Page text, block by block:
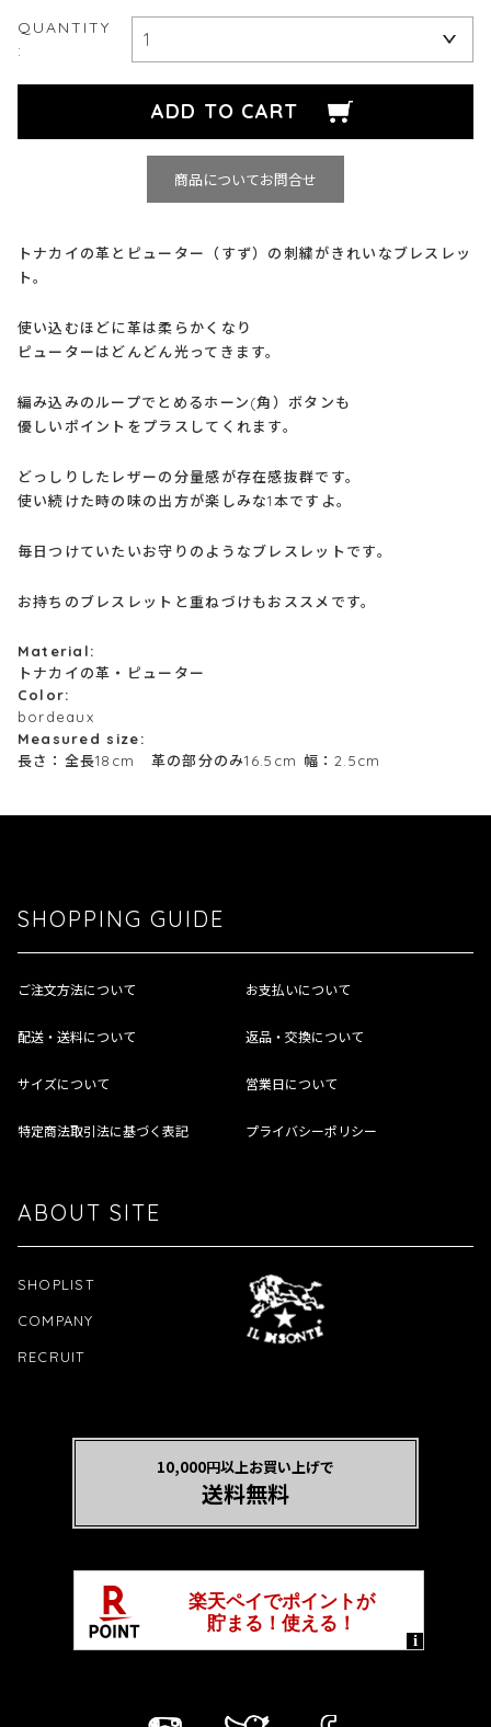
QUANTITY
:
商品についてお問合せ
トナカイの革とピューター（すず）の刺繍がきれいなブレスレッ
ト。
使い込むほどに革は柔らかくなり
ピューターはどんどん光ってきます。
編み込みのループでとめるホーン(角）ボタンも
優しいポイントをプラスしてくれます。
どっしりしたレザーの分量感が存在感抜群です。
使い続けた時の味の出方が楽しみな1本ですよ。
毎日つけていたいお守りのようなブレスレットです。
お持ちのブレスレットと重ねづけもおススメです。
Material:
トナカイの革・ピューター
Color:
bordeaux
Measured size:
長さ：全長18cm 革の部分のみ16.5cm 幅：2.5cm
SHOPPING GUIDE
ご注文方法について お支払いについて
配送・送料について 返品・交換について
サイズについて 営業日について
特定商法取引法に基づく表記 プライバシーポリシー
ABOUT SITE
SHOPLIST
COMPANY
RECRUIT
10,000円以上お買い上げで
送料無料